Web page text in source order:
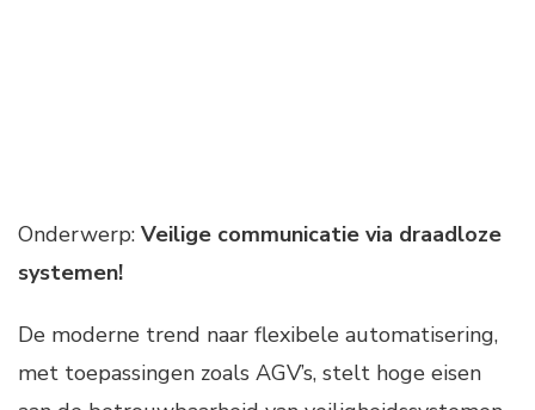
Onderwerp: Veilige communicatie via draadloze
systemen!
De moderne trend naar flexibele automatisering,
met toepassingen zoals AGV’s, stelt hoge eisen